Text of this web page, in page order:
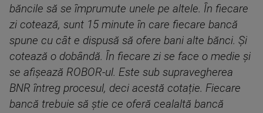
băncile să se împrumute unele pe altele. În fiecare
zi cotează, sunt 15 minute în care fiecare bancă
spune cu cât e dispusă să ofere bani alte bănci. Și
cotează o dobândă. În fiecare zi se face o medie și
se afișează ROBOR-ul. Este sub supravegherea
BNR întreg procesul, deci acestă cotație. Fiecare
bancă trebuie să știe ce oferă cealaltă bancă